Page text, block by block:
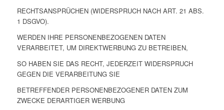
RECHTSANSPRÜCHEN (WIDERSPRUCH NACH ART. 21 ABS.
1 DSGVO).
WERDEN IHRE PERSONENBEZOGENEN DATEN
VERARBEITET, UM DIREKTWERBUNG ZU BETREIBEN,
SO HABEN SIE DAS RECHT, JEDERZEIT WIDERSPRUCH
GEGEN DIE VERARBEITUNG SIE
BETREFFENDER PERSONENBEZOGENER DATEN ZUM
ZWECKE DERARTIGER WERBUNG